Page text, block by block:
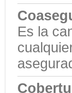
Es la